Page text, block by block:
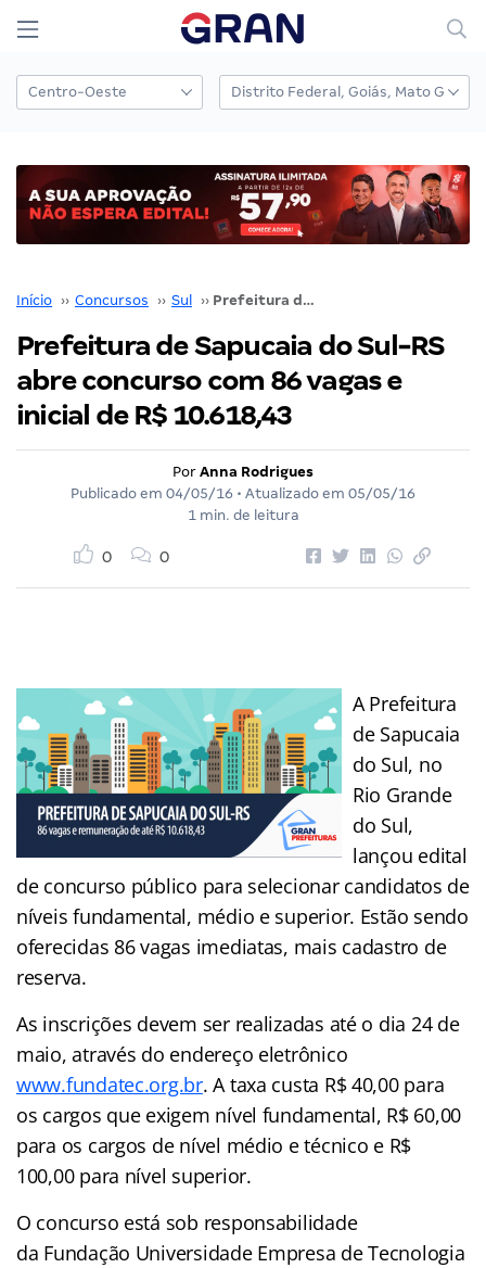
Início ›› Concursos ›› Sul ›› Prefeitura de Sapucaia do Sul-RS abre concurso com 86 vagas e inicial de R$ 10.618,43
Prefeitura de Sapucaia do Sul-RS
abre concurso com 86 vagas e
inicial de R$ 10.618,43
Por Anna Rodrigues
Publicado em 04/05/16 • Atualizado em 05/05/16
1 min. de leitura
0 0
A Prefeitura
de Sapucaia
do Sul, no
Rio Grande
do Sul,
lançou edital
de concurso público para selecionar candidatos de
níveis fundamental, médio e superior. Estão sendo
oferecidas 86 vagas imediatas, mais cadastro de
reserva.
As inscrições devem ser realizadas até o dia 24 de
maio, através do endereço eletrônico
www.fundatec.org.br. A taxa custa R$ 40,00 para
os cargos que exigem nível fundamental, R$ 60,00
para os cargos de nível médio e técnico e R$
100,00 para nível superior.
O concurso está sob responsabilidade
da Fundação Universidade Empresa de Tecnologia